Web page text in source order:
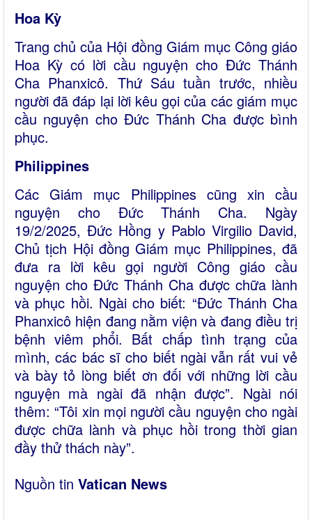
Hoa Kỳ
Trang chủ của Hội đồng Giám mục Công giáo
Hoa Kỳ có lời cầu nguyện cho Đức Thánh
Cha Phanxicô. Thứ Sáu tuần trước, nhiều
người đã đáp lại lời kêu gọi của các giám mục
cầu nguyện cho Đức Thánh Cha được bình
phục.
Philippines
Các Giám mục Philippines cũng xin cầu
nguyện cho Đức Thánh Cha. Ngày
19/2/2025, Đức Hồng y Pablo Virgilio David,
Chủ tịch Hội đồng Giám mục Philippines, đã
đưa ra lời kêu gọi người Công giáo cầu
nguyện cho Đức Thánh Cha được chữa lành
và phục hồi. Ngài cho biết: “Đức Thánh Cha
Phanxicô hiện đang nằm viện và đang điều trị
bệnh viêm phổi. Bất chấp tình trạng của
mình, các bác sĩ cho biết ngài vẫn rất vui vẻ
và bày tỏ lòng biết ơn đối với những lời cầu
nguyện mà ngài đã nhận được”. Ngài nói
thêm: “Tôi xin mọi người cầu nguyện cho ngài
được chữa lành và phục hồi trong thời gian
đầy thử thách này”.
Nguồn tin Vatican News